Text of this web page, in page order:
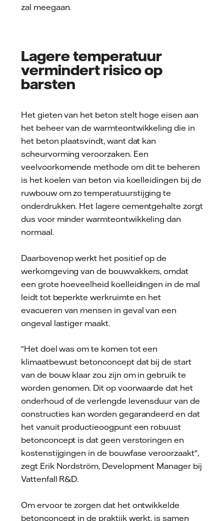
zal meegaan.
Lagere temperatuur
vermindert risico op
barsten
Het gieten van het beton stelt hoge eisen aan
het beheer van de warmteontwikkeling die in
het beton plaatsvindt, want dat kan
scheurvorming veroorzaken. Een
veelvoorkomende methode om dit te beheren
is het koelen van beton via koelleidingen bij de
ruwbouw om zo temperatuurstijging te
onderdrukken. Het lagere cementgehalte zorgt
dus voor minder warmteontwikkeling dan
normaal.
Daarbovenop werkt het positief op de
werkomgeving van de bouwvakkers, omdat
een grote hoeveelheid koelleidingen in de mal
leidt tot beperkte werkruimte en het
evacueren van mensen in geval van een
ongeval lastiger maakt.
"Het doel was om te komen tot een
klimaatbewust betonconcept dat bij de start
van de bouw klaar zou zijn om in gebruik te
worden genomen. Dit op voorwaarde dat het
onderhoud of de verlengde levensduur van de
constructies kan worden gegarandeerd en dat
het vanuit productieoogpunt een robuust
betonconcept is dat geen verstoringen en
kostenstijgingen in de bouwfase veroorzaakt",
zegt Erik Nordström, Development Manager bij
Vattenfall R&D.
Om ervoor te zorgen dat het ontwikkelde
betonconcept in de praktijk werkt, is samen